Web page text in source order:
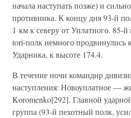
начала наступать позже) и
противника. К концу дня 93-й
1 км к северу от Уплатного. 85-
tori-полк немного продвинулись
Ударника, к высоте 174.4.
В течение ночи командир
наступления: Новоуплатное —
Koromenko[292]. Главной
группа (93-й пехотный полк,